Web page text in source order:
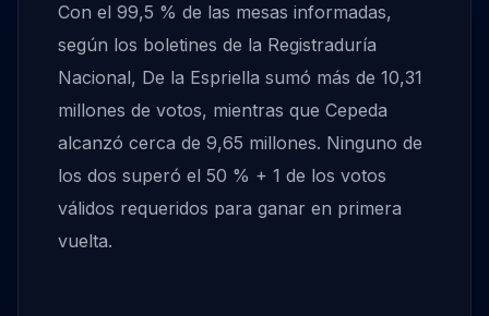
Con el 99,5 % de las mesas informadas,
según los boletines de la Registraduría
Nacional, De la Espriella sumó más de 10,31
millones de votos, mientras que Cepeda
alcanzó cerca de 9,65 millones. Ninguno de
los dos superó el 50 % + 1 de los votos
válidos requeridos para ganar en primera
vuelta.